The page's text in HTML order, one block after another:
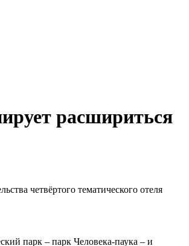
расшириться
четвёртого тематического отеля
парк – парк Человека-паука – и